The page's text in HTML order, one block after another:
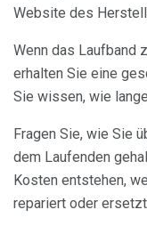
Website des
Wenn das Laufband
erhalten Sie eine
Sie wissen, wie
Fragen Sie, wie Sie
dem Laufenden
Kosten entstehen,
repariert oder